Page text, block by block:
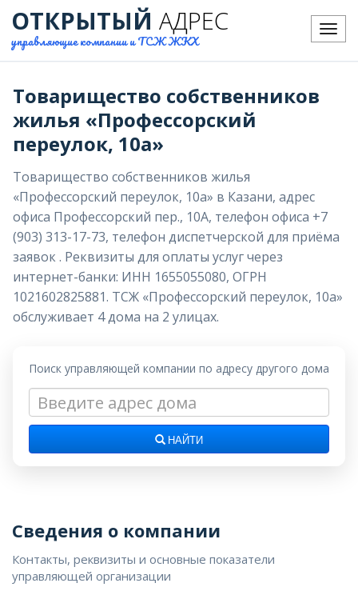
Меню
ОТКРЫТЫЙ АДРЕС
управляющие компании и ТСЖ ЖКХ
Товарищество собственников
жилья «Профессорский
переулок, 10а»
Товарищество собственников жилья
«Профессорский переулок, 10а» в Казани, адрес
офиса Профессорский пер., 10А, телефон офиса +7
(903) 313-17-73, телефон диспетчерской для приёма
заявок . Реквизиты для оплаты услуг через
интернет-банки: ИНН 1655055080, ОГРН
1021602825881. ТСЖ «Профессорский переулок, 10а»
обслуживает 4 дома на 2 улицах.
Поиск управляющей компании по адресу другого дома
НАЙТИ
Сведения о компании
Контакты, реквизиты и основные показатели
управляющей организации